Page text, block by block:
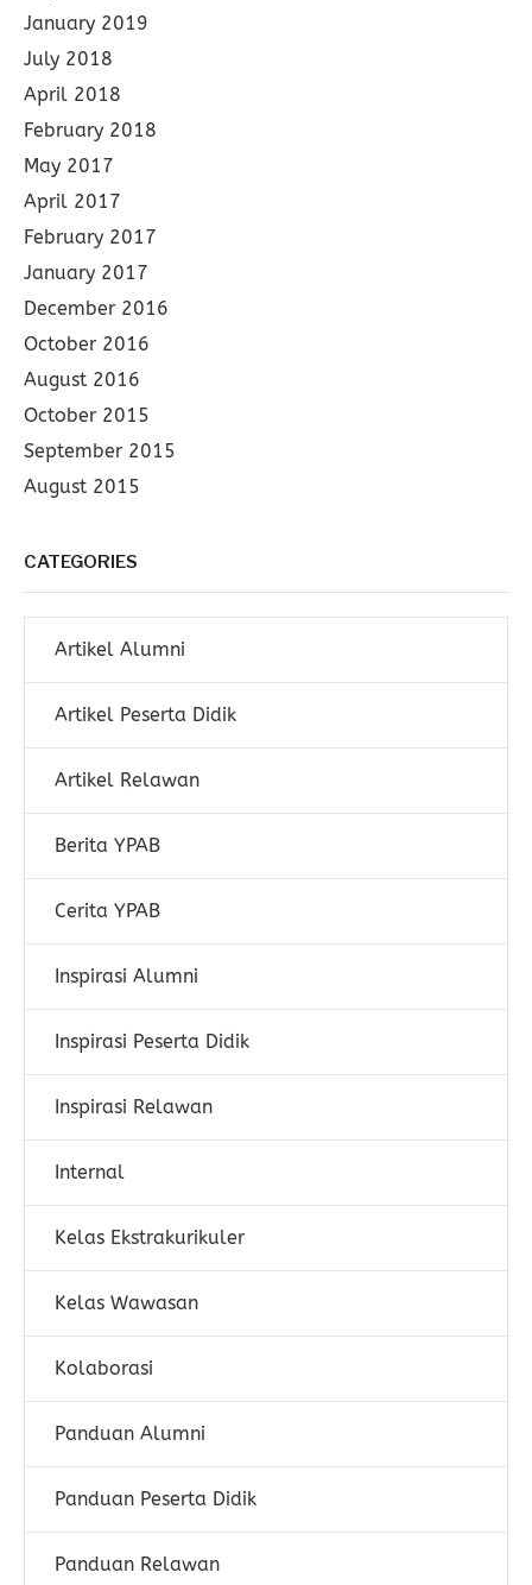
January 2019
July 2018
April 2018
February 2018
May 2017
April 2017
February 2017
January 2017
December 2016
October 2016
August 2016
October 2015
September 2015
August 2015
CATEGORIES
Artikel Alumni
Artikel Peserta Didik
Artikel Relawan
Berita YPAB
Cerita YPAB
Inspirasi Alumni
Inspirasi Peserta Didik
Inspirasi Relawan
Internal
Kelas Ekstrakurikuler
Kelas Wawasan
Kolaborasi
Panduan Alumni
Panduan Peserta Didik
Panduan Relawan